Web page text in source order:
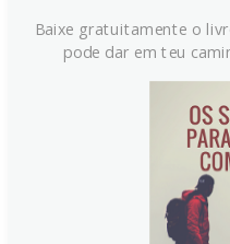
Euro se
Baixe gratuitamente o
pode dar em teu